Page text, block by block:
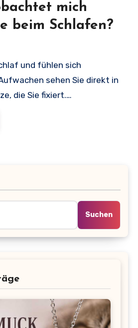
mich
beim Schlafen?
sehen Sie direkt in
die Sie fixiert.…
Suchen